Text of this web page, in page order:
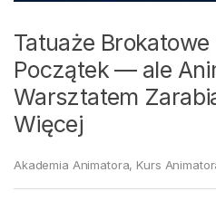
Tatuaże
Początek — ale
Warsztatem
Więcej
Akademia Animatora, Kurs